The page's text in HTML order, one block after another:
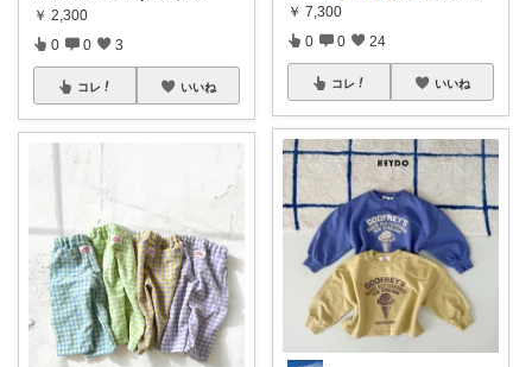
￥ 2,300
0 0 3
コレ いいね
￥ 7,300
0 0 24
コレ いいね